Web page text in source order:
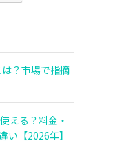
？市場で指摘
える？料金・
【2026年】